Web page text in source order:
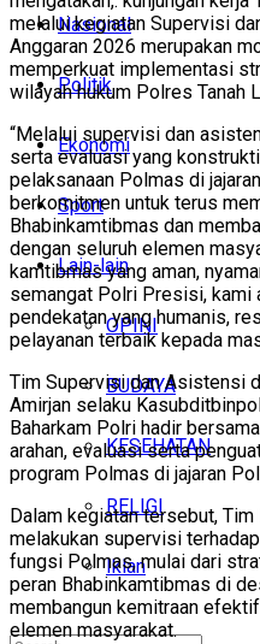
Nasional
Politik
Ekonomi
Sport
Lain-lain
OPINI
BUDAYA
KESEHATAN
RELIGI
Iklan
melalui kegiatan Supervisi
Anggaran 2026 merupakan
memperkuat implementasi
wilayah hukum Polres Tanah
“Melalui supervisi dan
serta evaluasi yang
pelaksanaan Polmas di
berkomitmen untuk terus
Bhabinkamtibmas dan
dengan seluruh elemen
kamtibmas yang aman,
semangat Polri Presisi, kami
pendekatan yang humanis,
pelayanan terbaik kepada
Tim Supervisi dan Asistensi
Amirjan selaku
Baharkam Polri hadir
arahan, evaluasi serta
program Polmas di jajaran
Dalam kegiatan tersebut,
melakukan supervisi
fungsi Polmas, mulai dari
peran Bhabinkamtibmas di
membangun kemitraan
elemen masyarakat.